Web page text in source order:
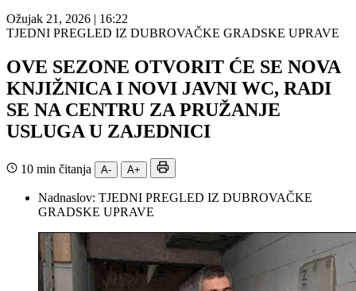
Ožujak 21, 2026 | 16:22
TJEDNI PREGLED IZ DUBROVAČKE GRADSKE UPRAVE
OVE SEZONE OTVORIT ĆE SE NOVA
KNJIŽNICA I NOVI JAVNI WC, RADI
SE NA CENTRU ZA PRUŽANJE
USLUGA U ZAJEDNICI
10 min čitanja A- A+
Nadnaslov: TJEDNI PREGLED IZ DUBROVAČKE
GRADSKE UPRAVE